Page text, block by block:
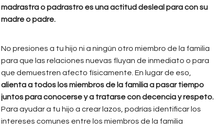
madrastra o padrastro es una actitud desleal para con su
madre o padre.
No presiones a tu hijo ni a ningún otro miembro de la familia
para que las relaciones nuevas fluyan de inmediato o para
que demuestren afecto físicamente. En lugar de eso,
alienta a todos los miembros de la familia a pasar tiempo
juntos para conocerse y a tratarse con decencia y respeto.
Para ayudar a tu hijo a crear lazos, podrías identificar los
intereses comunes entre los miembros de la familia